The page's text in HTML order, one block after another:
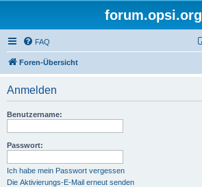
forum.opsi.org
FAQ
Foren-Übersicht
Anmelden
Benutzername:
Passwort:
Ich habe mein Passwort vergessen
Die Aktivierungs-E-Mail erneut senden